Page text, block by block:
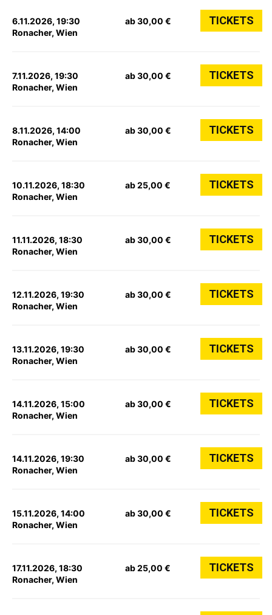
6.11.2026, 19:30
Ronacher, Wien
ab 30,00 € TICKETS
7.11.2026, 19:30
Ronacher, Wien
ab 30,00 € TICKETS
8.11.2026, 14:00
Ronacher, Wien
ab 30,00 € TICKETS
10.11.2026, 18:30
Ronacher, Wien
ab 25,00 € TICKETS
11.11.2026, 18:30
Ronacher, Wien
ab 30,00 € TICKETS
12.11.2026, 19:30
Ronacher, Wien
ab 30,00 € TICKETS
13.11.2026, 19:30
Ronacher, Wien
ab 30,00 € TICKETS
14.11.2026, 15:00
Ronacher, Wien
ab 30,00 € TICKETS
14.11.2026, 19:30
Ronacher, Wien
ab 30,00 € TICKETS
15.11.2026, 14:00
Ronacher, Wien
ab 30,00 € TICKETS
17.11.2026, 18:30
Ronacher, Wien
ab 25,00 € TICKETS